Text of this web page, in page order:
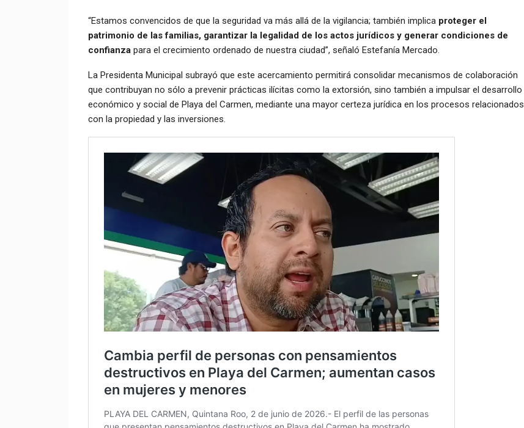
“Estamos convencidos de que la seguridad va más allá de la vigilancia; también implica proteger el
patrimonio de las familias, garantizar la legalidad de los actos jurídicos y generar condiciones de
confianzapara el crecimiento ordenado de nuestra ciudad”, señaló Estefanía Mercado.
La Presidenta Municipal subrayó que este acercamiento permitirá consolidar mecanismos de colaboración
que contribuyan no sólo a prevenir prácticas ilícitas como la extorsión, sino también a impulsar el desarrollo
económico y social de Playa del Carmen, mediante una mayor certeza jurídica en los procesos relacionados
con la propiedad y las inversiones.